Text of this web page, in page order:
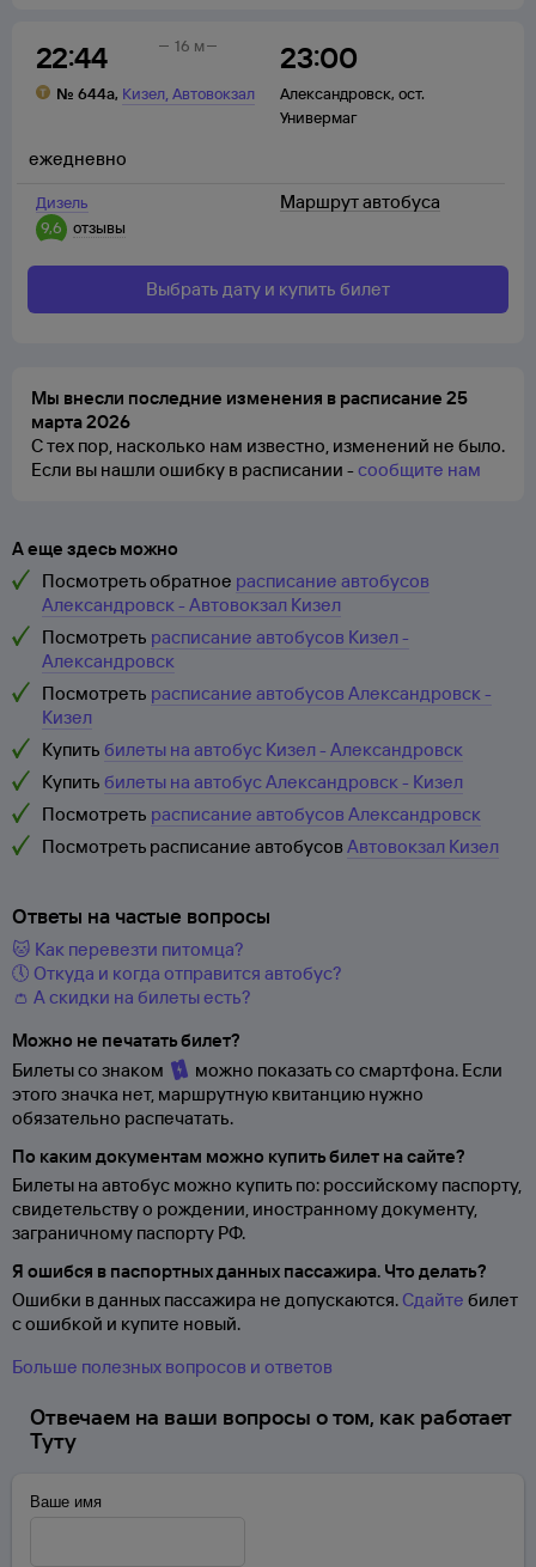
22:44
№ 644а, Кизел,Автовокзал
23:00
Александровск, ост.
Универмаг
16 м
Дизель
9,6
отзывы
ежедневно
Маршрут автобуса
Выбрать дату и купить билет
Мы внесли последние изменения в расписание 25
марта 2026
С тех пор, насколько нам известно, изменений не было.
Если вы нашли ошибку в расписании -сообщите нам
А еще здесь можно
Посмотреть обратное расписание автобусов
Александровск - Автовокзал Кизел
Посмотреть расписание автобусов Кизел -
Александровск
Посмотреть расписание автобусов Александровск -
Кизел
Купить билеты на автобус Кизел - Александровск
Купить билеты на автобус Александровск - Кизел
Посмотреть расписание автобусов Александровск
Посмотреть расписание автобусовАвтовокзал Кизел
Ответы на частые вопросы
🐱 Как перевезти питомца?
🕔 Откуда и когда отправится автобус?
👛 А скидки на билеты есть?
Можно не печатать билет?
Билеты со знаком
можно показать со смартфона. Если
этого значка нет, маршрутную квитанцию нужно
обязательно распечатать.
По каким документам можно купить билет на сайте?
Билеты на автобус можно купить по: российскому паспорту,
свидетельству о рождении, иностранному документу,
заграничному паспорту РФ.
Я ошибся в паспортных данных пассажира. Что делать?
Ошибки в данных пассажира не допускаются. Сдайте билет
с ошибкой и купите новый.
Больше полезных вопросов и ответов
Отвечаем на ваши вопросы о том, как работает
Туту
Ваше имя